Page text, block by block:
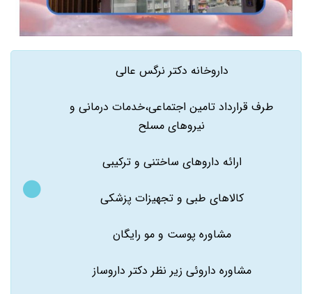
داروخانه دکتر نرگس عالی
طرف قرارداد تامین اجتماعی،خدمات درمانی و
نیروهای مسلح
ارائه داروهای ساختنی و ترکیبی
کالاهای طبی و تجهیزات پزشکی
مشاوره پوست و مو رایگان
مشاوره داروئی زیر نظر دکتر داروساز